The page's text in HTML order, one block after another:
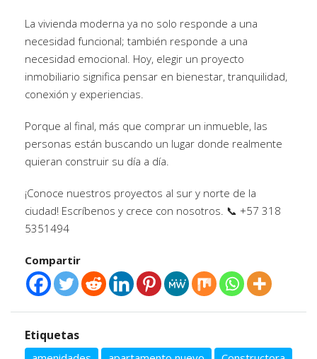
La vivienda moderna ya no solo responde a una
necesidad funcional; también responde a una
necesidad emocional. Hoy, elegir un proyecto
inmobiliario significa pensar en bienestar, tranquilidad,
conexión y experiencias.
Porque al final, más que comprar un inmueble, las
personas están buscando un lugar donde realmente
quieran construir su día a día.
¡Conoce nuestros proyectos al sur y norte de la
ciudad! Escríbenos y crece con nosotros. 📞 +57 318
5351494
Compartir
Etiquetas